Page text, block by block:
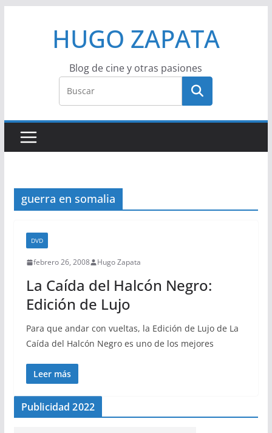
HUGO ZAPATA
Blog de cine y otras pasiones
guerra en somalia
DVD
febrero 26, 2008 Hugo Zapata
La Caída del Halcón Negro:
Edición de Lujo
Para que andar con vueltas, la Edición de Lujo de La
Caída del Halcón Negro es uno de los mejores
Leer más
Publicidad 2022